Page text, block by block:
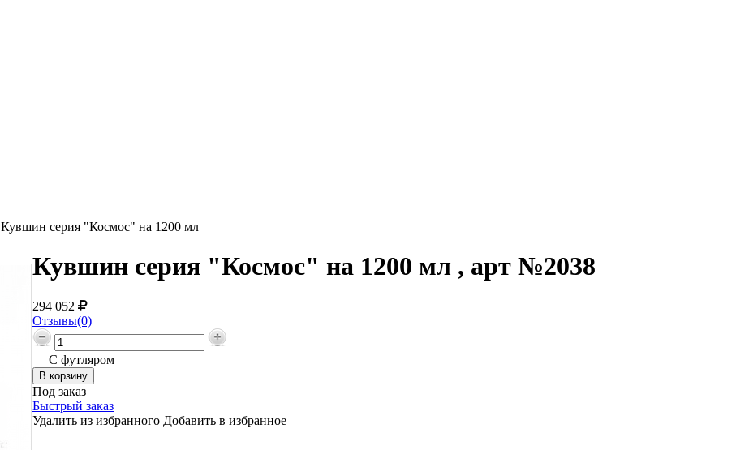
Кувшин серия "Космос" на 1200 мл
Кувшин серия "Космос" на 1200 мл , арт №2038
294 052
Отзывы(0)
С футляром
Под заказ
Быстрый заказ
Удалить из избранного Добавить в избранное